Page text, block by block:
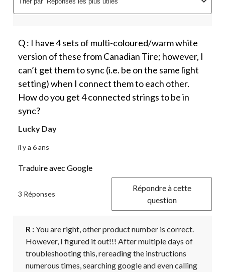
Q : I have 4 sets of multi-coloured/warm white
version of these from Canadian Tire; however, I
can’t get them to sync (i.e. be on the same light
setting) when I connect them to each other.
How do you get 4 connected strings to be in
sync?
Lucky Day
il y a 6 ans
Traduire avec Google
3 Réponses
Répondre à cette
question
R : You are right, other product number is correct.
However, I figured it out!!! After multiple days of
troubleshooting this, rereading the instructions
numerous times, searching google and even calling